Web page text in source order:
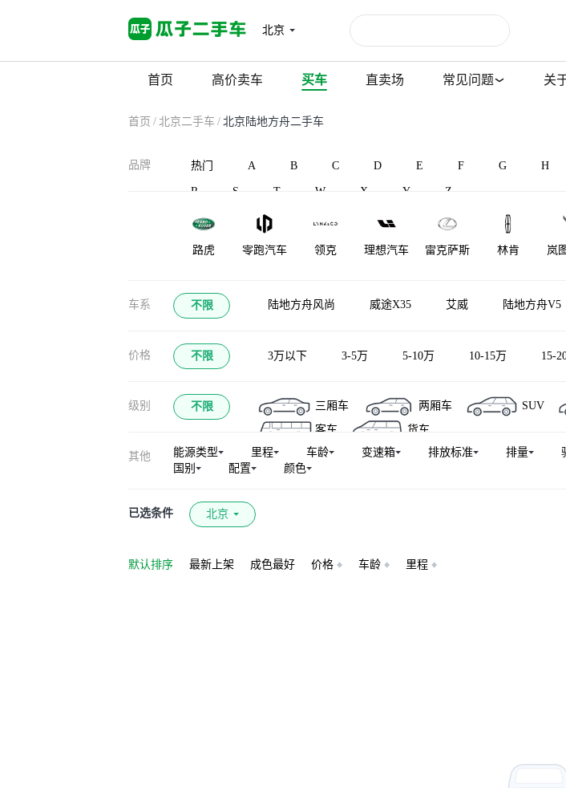
北京
首页 高价卖车 买车 直卖场 常见问题 关
首页 / 北京二手车 / 北京陆地方舟二手车
品牌 热门 A B C D E F G H
R S T W X Y Z
路虎 零跑汽车 领克 理想汽车 雷克萨斯 林肯 岚
凌宝汽车 蓝电 灵悉 莲花跑车 菱势汽车 理念 莲
龙程汽车
MOTORS
车系 不限 陆地方舟风尚 威途X35 艾威 陆地方舟V5
价格 不限 3万以下 3-5万 5-10万 10-15万 15-
级别 不限 三厢车 两厢车 SUV
客车
货车
其他 能源类型 里程 车龄 变速箱 排放标准 排量
国别
配置 颜色
已选条件 北京
默认排序 最新上架 成色最好 价格 车龄 里程